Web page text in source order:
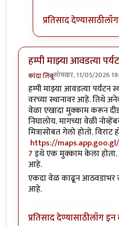
प्रतिसाद देण्यासाठी
हम्पी माझ्या आवडत्या
कांदा लिंबूसोमवार, 11/05/2026
हम्पी माझ्या आवडत्या पर्यटन
वरच्या स्थानावर आहे.‌ तिथे
वेळा एखादा मुक्काम करून
निघालोय.‌ मागच्या वेळी
मित्रासोबत गेलो होतो.‌ विराट
https://maps.app.goo.gl/
7इथे एक मुक्काम केला
आहे.
एकदा वेळ काढून आठवडाभर
आहे.‌
प्रतिसाद देण्यासाठीलॉग इन